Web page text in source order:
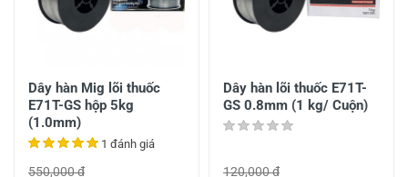
Dây hàn Mig lõi thuốc
E71T-GS hộp 5kg
(1.0mm)
1 đánh giá
550,000 đ
Dây hàn lõi thuốc E71T-
GS 0.8mm (1 kg/ Cuộn)
120,000 đ